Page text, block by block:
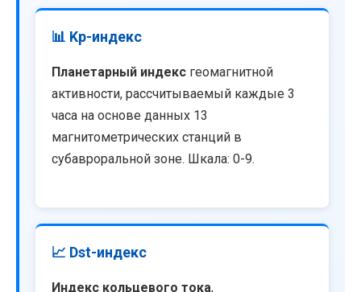
📊 Kp-индекс
Планетарный индекс геомагнитной
активности, рассчитываемый каждые 3
часа на основе данных 13
магнитометрических станций в
субавроральной зоне. Шкала: 0-9.
📈 Dst-индекс
Индекс кольцевого тока,